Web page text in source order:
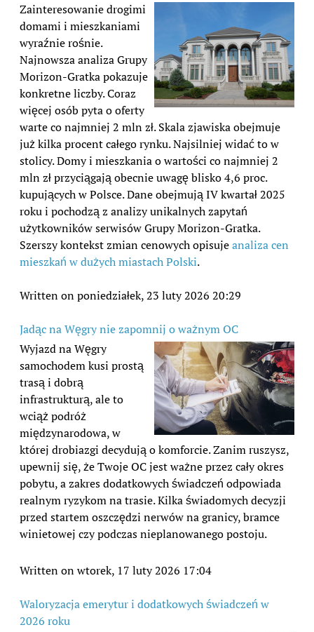
Zainteresowanie drogimi
domami i mieszkaniami
wyraźnie rośnie.
Najnowsza analiza Grupy
Morizon-Gratka pokazuje
konkretne liczby. Coraz
więcej osób pyta o oferty
warte co najmniej 2 mln zł. Skala zjawiska obejmuje
już kilka procent całego rynku. Najsilniej widać to w
stolicy. Domy i mieszkania o wartości co najmniej 2
mln zł przyciągają obecnie uwagę blisko 4,6 proc.
kupujących w Polsce. Dane obejmują IV kwartał 2025
roku i pochodzą z analizy unikalnych zapytań
użytkowników serwisów Grupy Morizon-Gratka.
Szerszy kontekst zmian cenowych opisujeanaliza cen
mieszkań w dużych miastach Polski.
Written on poniedziałek, 23 luty 2026 20:29
Jadąc na Węgry nie zapomnij o ważnym OC
Wyjazd na Węgry
samochodem kusi prostą
trasą i dobrą
infrastrukturą, ale to
wciąż podróż
międzynarodowa, w
której drobiazgi decydują o komforcie. Zanim ruszysz,
upewnij się, że Twoje OC jest ważne przez cały okres
pobytu, a zakres dodatkowych świadczeń odpowiada
realnym ryzykom na trasie. Kilka świadomych decyzji
przed startem oszczędzi nerwów na granicy, bramce
winietowej czy podczas nieplanowanego postoju.
Written on wtorek, 17 luty 2026 17:04
Waloryzacja emerytur i dodatkowych świadczeń w
2026 roku